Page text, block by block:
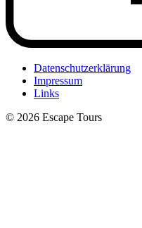
Datenschutzerklärung
Impressum
Links
© 2026 Escape Tours